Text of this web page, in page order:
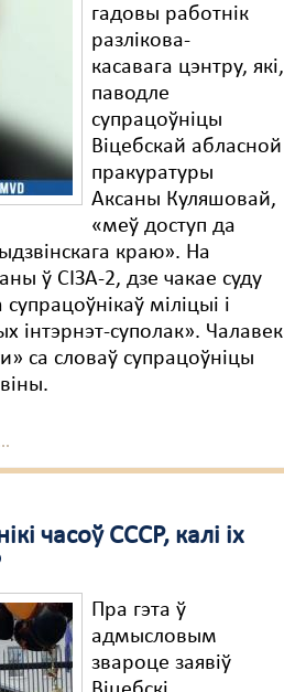
гадовы работнік
разлікова-
касавага цэнтру, які,
паводле
супрацоўніцы
Віцебскай абласной
пракуратуры
Аксаны Куляшовай,
«меў доступ да
краю». На
ў СІЗА-2, дзе чакае суду
міліцыі і
інтэрнэт-суполак». Чалавек
са словаў супрацоўніцы
часоў СССР, калі іх
Пра гэта ў
адмысловым
звароце заявіў